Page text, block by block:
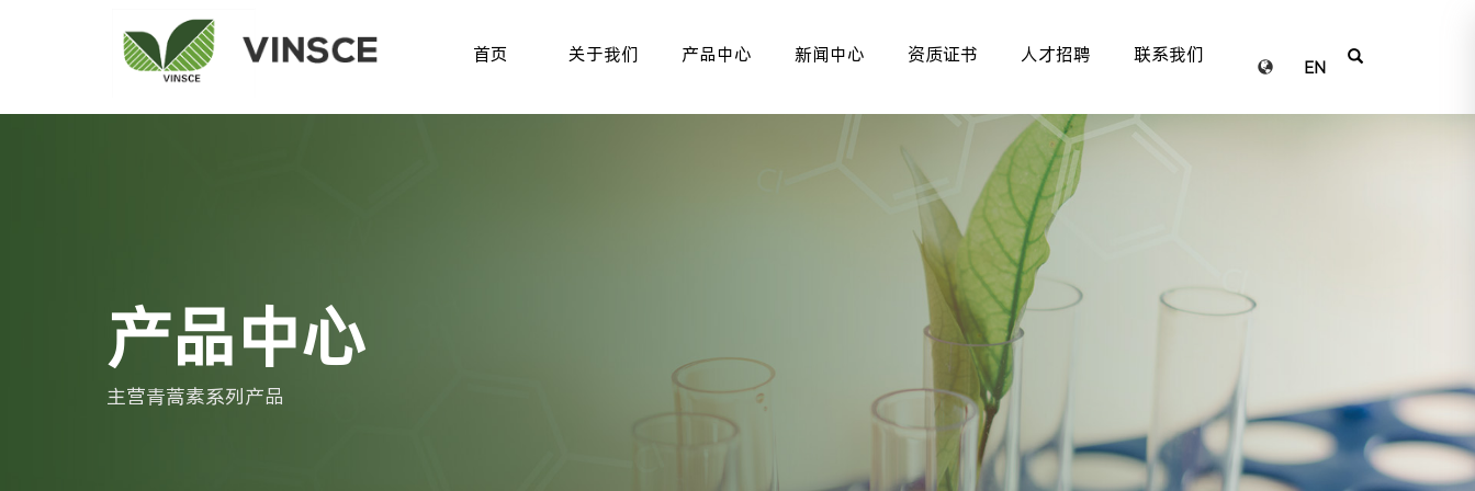
EN
首页 关于我们 产品中心 新闻中心 资质证书 人才招聘 联系我们
产品中心
主营青蒿素系列产品